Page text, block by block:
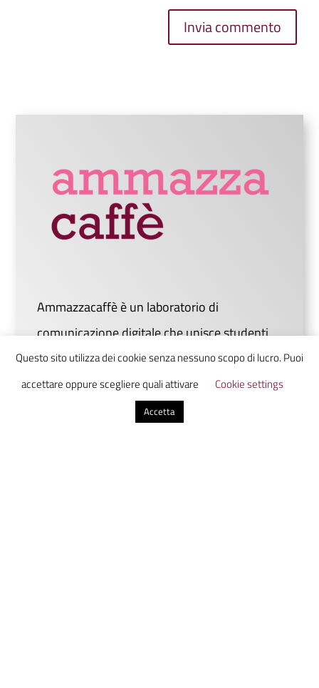
Invia commento
Ammazzacaffè è un laboratorio di
comunicazione digitale che unisce studenti
da tutta Italia in uno luogo virtuale dove
scoprire, discutere e condividere
informazione con uno sguardo sul presente
Questo sito utilizza dei cookie senza nessuno scopo di lucro. Puoi
accettare oppure scegliere quali attivare
Cookie settings
Accetta